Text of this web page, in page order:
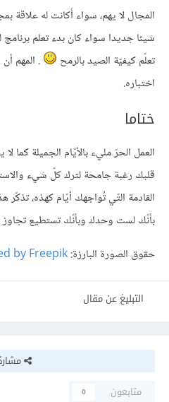
المجال لا يهم، سواء أكانت له علاقة
شيئا جديدا سواء كان بدء تعلم
تعلّم كيفيّة الصيد بالرمح
. المهم
اختباره.
ختاما
العمل الحرّ مليء بالأيّام الجميلة كما
قلبك رغبة جامحة لترك كلّ شيء
القادمة التّي تُواجهك أيّام كهذه، تذكّر
بأنّك لست وحدك وبأنّك تستطيع تجاوز
حقوق الصورة البارزة:by Freepik
التبليغ عن مقال
متابعون
0